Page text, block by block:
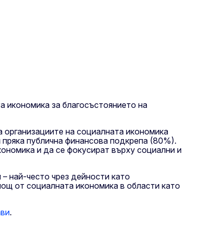
икономика за благосъстоянието на
на социалната икономика
публична финансова подкрепа (80%).
и да се фокусират върху социални и
най-често чрез дейности като
от социалната икономика в области като
.